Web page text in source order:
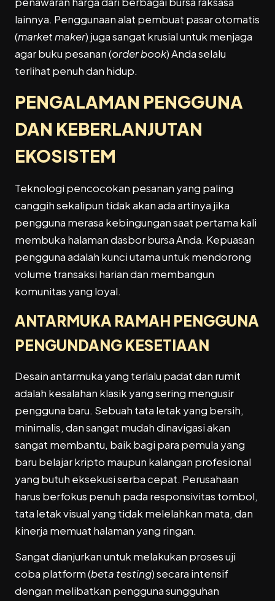
lainnya. Penggunaan alat pembuat pasar otomatis
(market maker) juga sangat krusial untuk menjaga
agar buku pesanan (order book) Anda selalu
terlihat penuh dan hidup.
PENGALAMAN PENGGUNA
DAN KEBERLANJUTAN
EKOSISTEM
Teknologi pencocokan pesanan yang paling
canggih sekalipun tidak akan ada artinya jika
pengguna merasa kebingungan saat pertama kali
membuka halaman dasbor bursa Anda. Kepuasan
pengguna adalah kunci utama untuk mendorong
volume transaksi harian dan membangun
komunitas yang loyal.
ANTARMUKA RAMAH PENGGUNA
PENGUNDANG KESETIAAN
Desain antarmuka yang terlalu padat dan rumit
adalah kesalahan klasik yang sering mengusir
pengguna baru. Sebuah tata letak yang bersih,
minimalis, dan sangat mudah dinavigasi akan
sangat membantu, baik bagi para pemula yang
baru belajar kripto maupun kalangan profesional
yang butuh eksekusi serba cepat. Perusahaan
harus berfokus penuh pada responsivitas tombol,
tata letak visual yang tidak melelahkan mata, dan
kinerja memuat halaman yang ringan.
Sangat dianjurkan untuk melakukan proses uji
coba platform (beta testing) secara intensif
dengan melibatkan pengguna sungguhan